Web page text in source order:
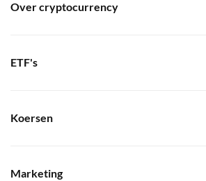
Over cryptocurrency
ETF's
Koersen
Marketing